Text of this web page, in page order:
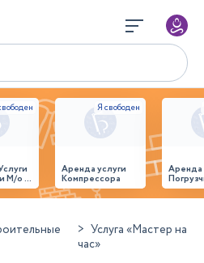
М/о г.
Аренда услуги
Компрессора
Услуга «Мастер на
час»